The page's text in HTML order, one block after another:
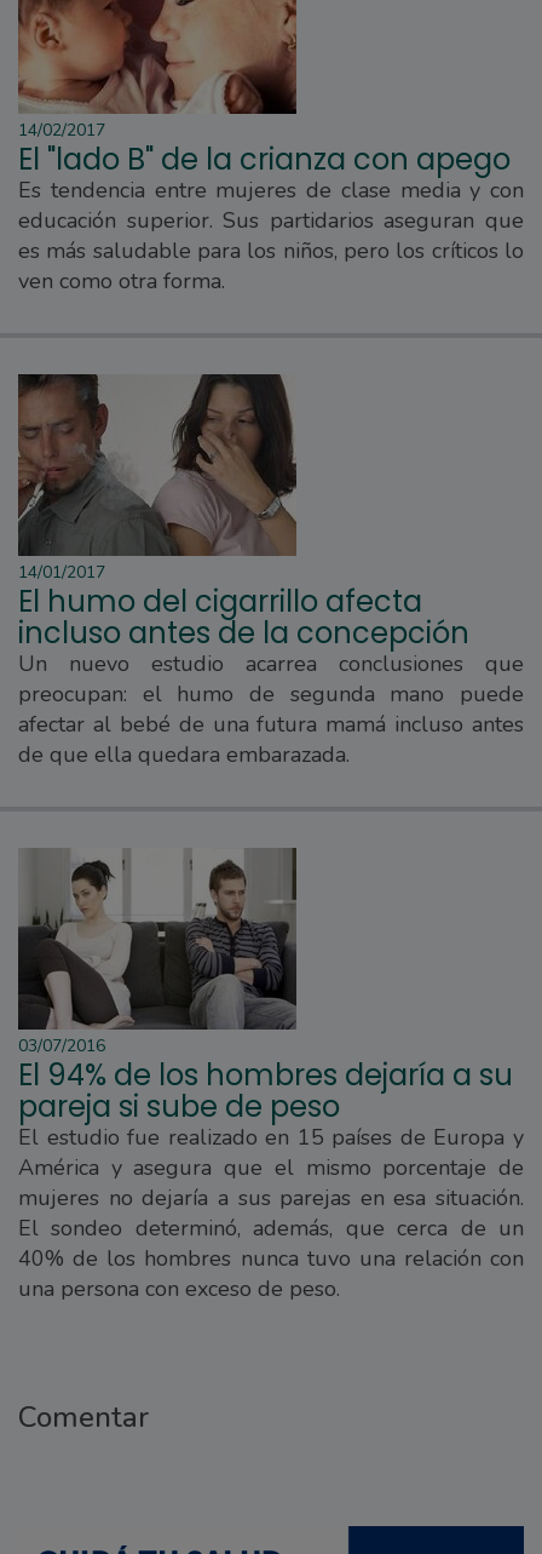
14/02/2017
El "lado B" de la crianza con apego
Es tendencia entre mujeres de clase media y con
educación superior. Sus partidarios aseguran que
es más saludable para los niños, pero los críticos lo
ven como otra forma.
14/01/2017
El humo del cigarrillo afecta
incluso antes de la concepción
Un nuevo estudio acarrea conclusiones que
preocupan: el humo de segunda mano puede
afectar al bebé de una futura mamá incluso antes
de que ella quedara embarazada.
03/07/2016
El 94% de los hombres dejaría a su
pareja si sube de peso
El estudio fue realizado en 15 países de Europa y
América y asegura que el mismo porcentaje de
mujeres no dejaría a sus parejas en esa situación.
El sondeo determinó, además, que cerca de un
40% de los hombres nunca tuvo una relación con
una persona con exceso de peso.
Comentar